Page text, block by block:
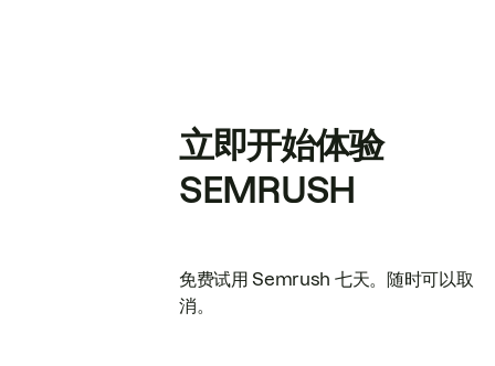
立即开始体验
SEMRUSH
免费试用 Semrush 七天。随时可以取
消。